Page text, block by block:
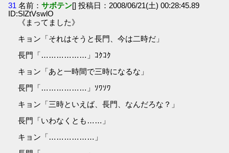
31 名前：サボテン[] 投稿日：2008/06/21(土) 00:28:45.89
ID:SlZtVswlO
《まってました》
キョン「それはそうと長門、今は二時だ」
長門「………………」ｺｸｺｸ
キョン「あと一時間で三時になるな」
長門「………………」ｿﾜｿﾜ
キョン「三時といえば、長門、なんだろな？」
長門「いわなくとも……」
キョン「………………」